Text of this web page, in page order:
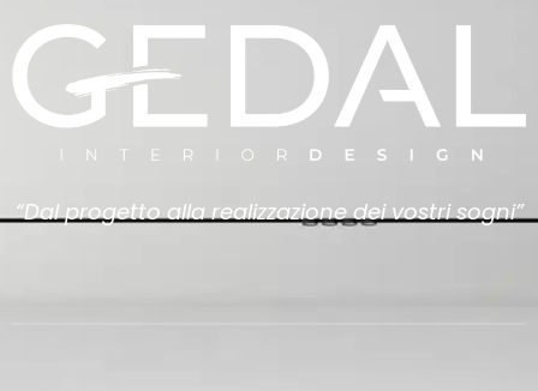
“Dal progetto alla realizzazione dei vostri sogni”